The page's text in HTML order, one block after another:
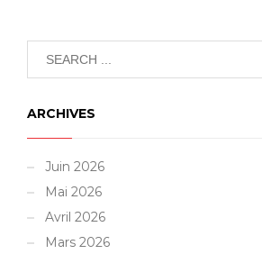
ARCHIVES
Juin 2026
Mai 2026
Avril 2026
Mars 2026